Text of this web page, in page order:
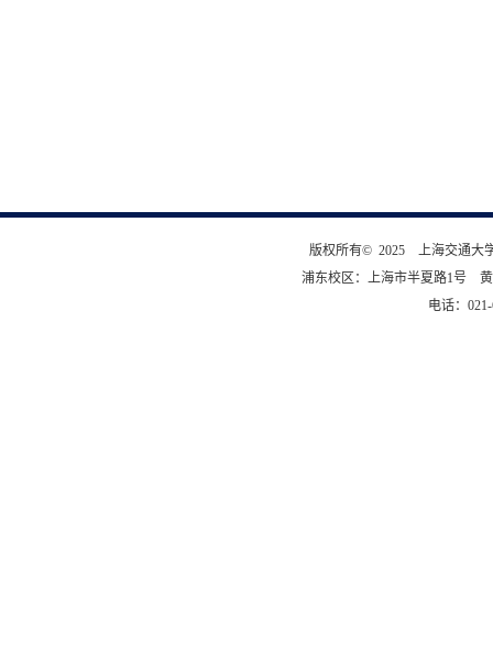
版权所有© 2025 上海交通大
浦东校区：上海市半夏路1号
电话：